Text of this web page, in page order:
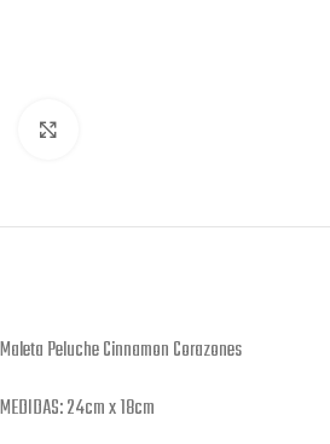
Maleta Peluche Cinnamon Corazones
MEDIDAS: 24cm x 18cm